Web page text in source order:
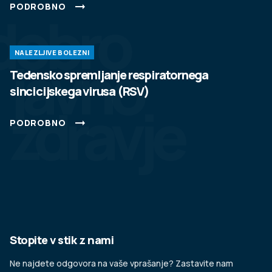
javno
zdravje
PODROBNO
NALEZLJIVE BOLEZNI
Tedensko spremljanje respiratornega
sincicijskega virusa (RSV)
PODROBNO
Stopite v stik z nami
Ne najdete odgovora na vaše vprašanje? Zastavite nam